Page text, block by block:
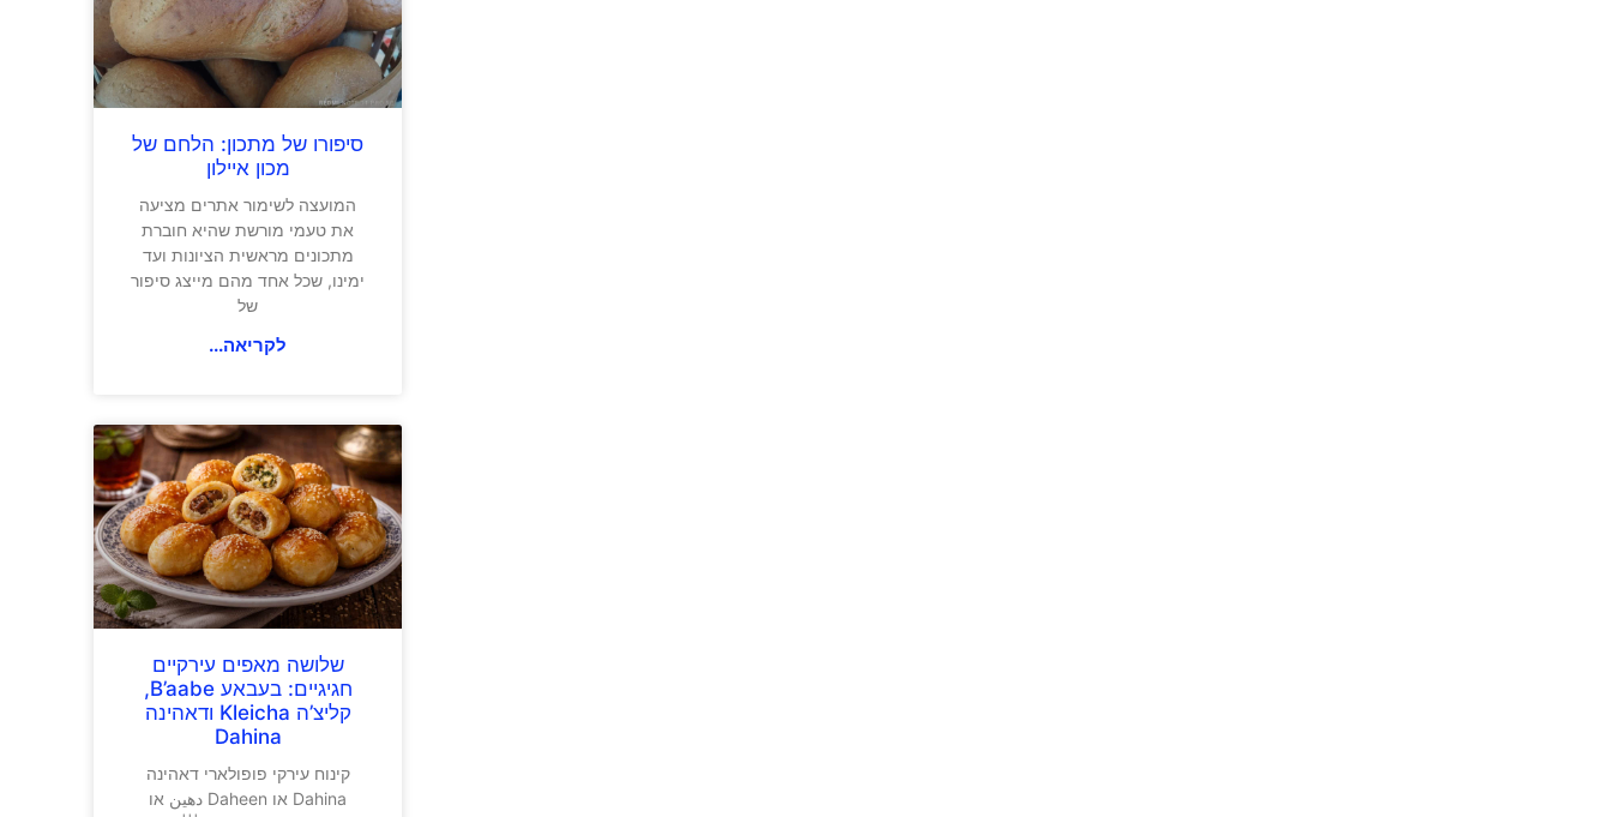
סיפורו של מתכון: הלחם של
מכון איילון
המועצה לשימור אתרים מציעה
את טעמי מורשת שהיא חוברת
מתכונים מראשית הציונות ועד
ימינו, שכל אחד מהם מייצג סיפור
של
לקריאה...
שלושה מאפים עירקיים
חגיגיים: בעבאע B’aabe,
קליצ’ה Kleicha ודאהינה
Dahina
קינוח עירקי פופולארי דאהינה
Dahina או Daheen دهين או